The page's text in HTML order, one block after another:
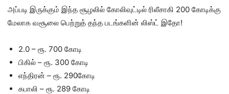
அப்படி இருக்கும் இந்த சூழலில் கோலிவுட்டில் ரிலீசாகி 200 கோடிக்கு
மேலாக வசூலை பெற்றுத் தந்த படங்களின் லிஸ்ட் இதோ!
2.0 – ரூ. 700 கோடி
பிகில் – ரூ. 300 கோடி
எந்திரன் – ரூ. 290கோடி
கபாலி – ரூ. 289 கோடி